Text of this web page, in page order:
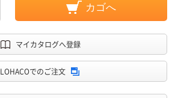
カゴへ
マイカタログへ登録
LOHACOでのご注文